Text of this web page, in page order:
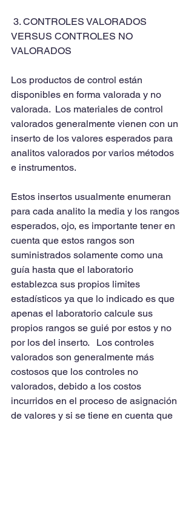
VERSUS CONTROLES NO
VALORADOS
Los productos de control están
disponibles en forma valorada y no
valorada.  Los materiales de control
valorados generalmente vienen con un
inserto de los valores esperados para
analitos valorados por varios métodos
e instrumentos.
Estos insertos usualmente enumeran
para cada analito la media y los rangos
esperados, ojo, es importante tener en
cuenta que estos rangos son
suministrados solamente como una
guía hasta que el laboratorio
establezca sus propios limites
estadísticos ya que lo indicado es que
apenas el laboratorio calcule sus
propios rangos se guié por estos y no
por los del inserto.   Los controles
valorados son generalmente más
costosos que los controles no
valorados, debido a los costos
incurridos en el proceso de asignación
de valores y si se tiene en cuenta que